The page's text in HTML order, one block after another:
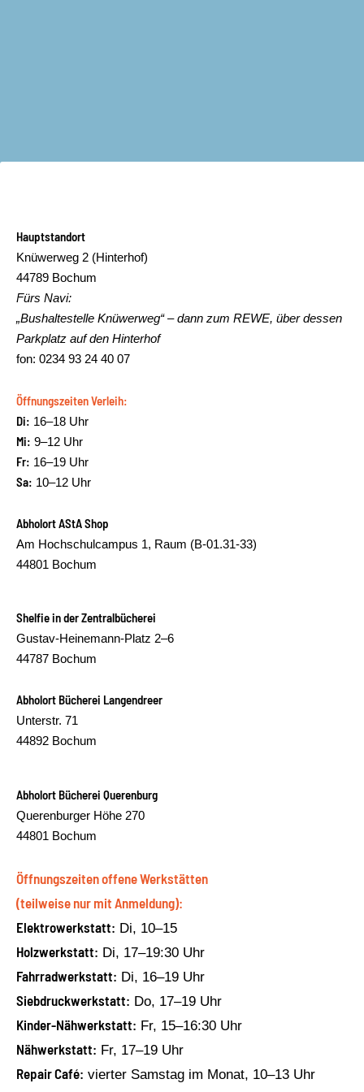
Hauptstandort
Knüwerweg 2 (Hinterhof)
44789 Bochum
Fürs Navi:
„Bushaltestelle Knüwerweg“ – dann zum REWE, über dessen
Parkplatz auf den Hinterhof
fon: 0234 93 24 40 07
Öffnungszeiten Verleih:
Di: 16–18 Uhr
Mi: 9–12 Uhr
Fr: 16–19 Uhr
Sa: 10–12 Uhr
Abholort AStA Shop
Am Hochschulcampus 1, Raum (B-01.31-33)
44801 Bochum
Shelfie in der Zentralbücherei
Gustav-Heinemann-Platz 2–6
44787 Bochum
Abholort Bücherei Langendreer
Unterstr. 71
44892 Bochum
Abholort Bücherei Querenburg
Querenburger Höhe 270
44801 Bochum
Öffnungszeiten offene Werkstätten
(teilweise nur mit Anmeldung):
Elektrowerkstatt: Di, 10–15
Holzwerkstatt: Di, 17–19:30 Uhr
Fahrradwerkstatt: Di, 16–19 Uhr
Siebdruckwerkstatt: Do, 17–19 Uhr
Kinder-Nähwerkstatt: Fr, 15–16:30 Uhr
Nähwerkstatt: Fr, 17–19 Uhr
Repair Café: vierter Samstag im Monat, 10–13 Uhr